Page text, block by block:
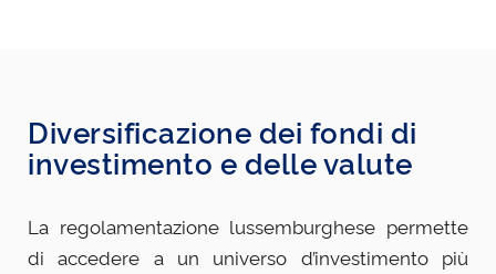
Diversificazione dei fondi di
investimento e delle valute
La regolamentazione lussemburghese permette
di accedere a un universo d’investimento più